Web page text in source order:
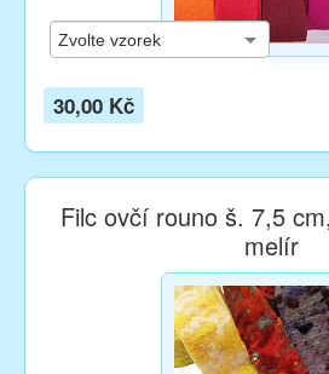
30,00 Kč
Filc ovčí rouno š. 7,5
melír